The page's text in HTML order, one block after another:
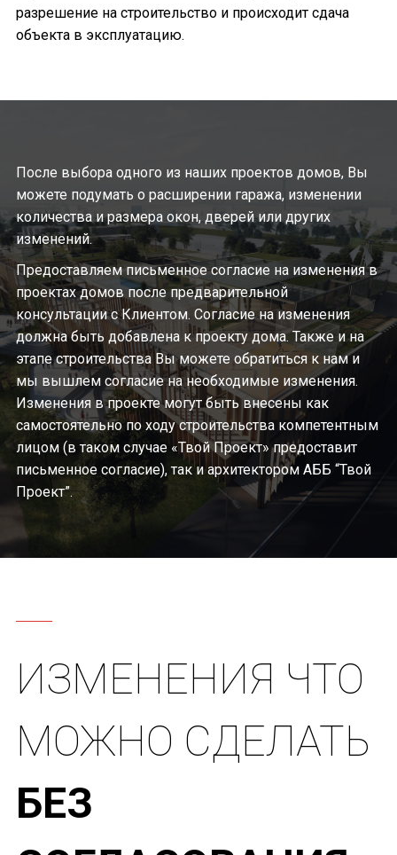
разрешение на строительство и происходит сдача
объекта в эксплуатацию.
После выбора одного из наших проектов домов, Вы
можете подумать о расширении гаража, изменении
количества и размера окон, дверей или других
изменений.
Предоставляем письменное согласие на изменения в
проектах домов после предварительной
консультации с Клиентом. Согласие на изменения
должна быть добавлена ​​к проекту дома. Также и на
этапе строительства Вы можете обратиться к нам и
мы вышлем согласие на необходимые изменения.
Изменения в проекте могут быть внесены как
самостоятельно по ходу строительства компетентным
лицом (в таком случае «Твой Проект» предоставит
письменное согласие), так и архитектором АББ “Твой
Проект”.
ИЗМЕНЕНИЯ ЧТО
МОЖНО СДЕЛАТЬ
БЕЗ